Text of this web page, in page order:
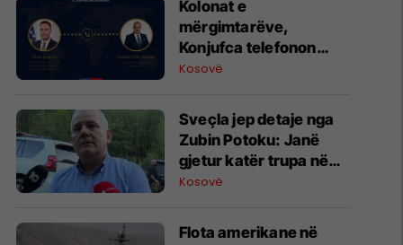
Kolonat e
mërgimtarëve,
Konjufca telefonon
autoritetet kroate për
Kosovë
Sveçla jep detaje nga
Zubin Potoku: Janë
gjetur katër trupa në
varrezën e re masive
Kosovë
Flota amerikane në